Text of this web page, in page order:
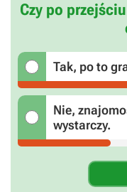
Czy po
Tak, po to
Nie,
wystarczy.